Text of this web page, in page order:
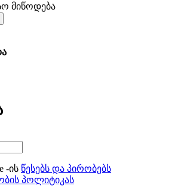
მიწოდება
-ის წესებს და პირობებს
პოლიტიკას